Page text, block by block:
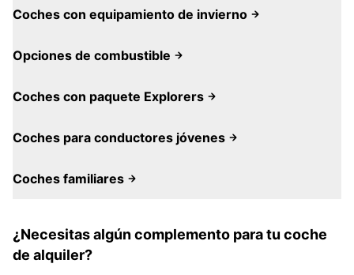
Coches con equipamiento de invierno
Opciones de combustible
Coches con paquete Explorers
Coches para conductores jóvenes
Coches familiares
¿Necesitas algún complemento para tu coche
de alquiler?